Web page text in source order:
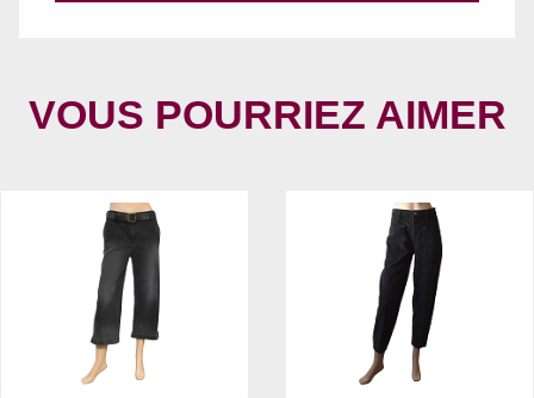
VOUS POURRIEZ AIMER